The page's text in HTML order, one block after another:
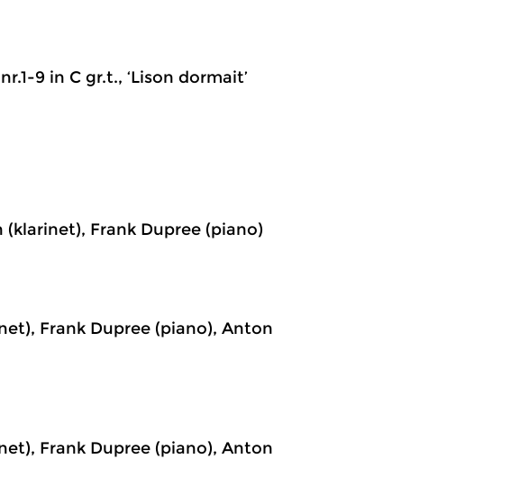
9 in C gr.t., ‘Lison dormait’
Frank Dupree (piano)
Frank Dupree (piano), Anton
Frank Dupree (piano), Anton